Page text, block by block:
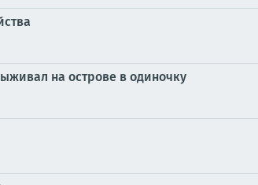
на острове в одиночку